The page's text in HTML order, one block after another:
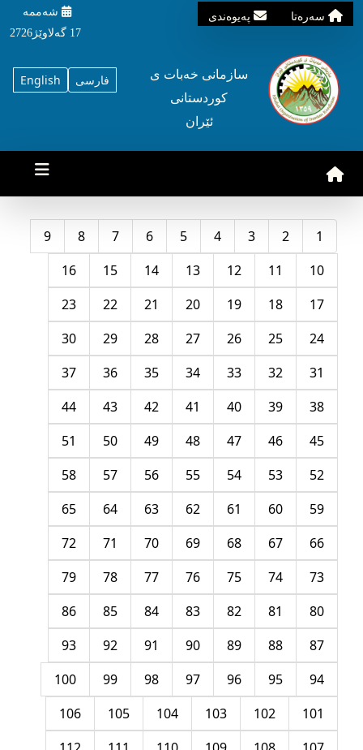
سه‌ره‌تا په‌یوه‌ندی
شه‌ممه‌
17 گه‌لاوێژ2726
English فارسی
سازمانی خه‌بات ی
کوردستانی
ئێران
1
2
3
4
5
6
7
8
9
10
11
12
13
14
15
16
17
18
19
20
21
22
23
24
25
26
27
28
29
30
31
32
33
34
35
36
37
38
39
40
41
42
43
44
45
46
47
48
49
50
51
52
53
54
55
56
57
58
59
60
61
62
63
64
65
66
67
68
69
70
71
72
73
74
75
76
77
78
79
80
81
82
83
84
85
86
87
88
89
90
91
92
93
94
95
96
97
98
99
100
101
102
103
104
105
106